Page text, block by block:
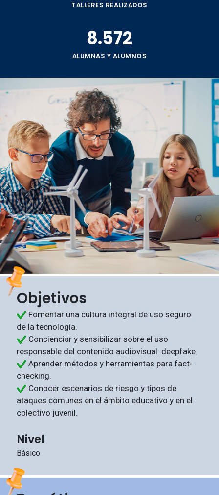
TALLERES REALIZADOS
8.572
ALUMNAS Y ALUMNOS
Objetivos
Fomentar una cultura integral de uso seguro
de la tecnología.
Concienciar y sensibilizar sobre el uso
responsable del contenido audiovisual: deepfake.
Aprender métodos y herramientas para fact-
checking.
Conocer escenarios de riesgo y tipos de
ataques comunes en el ámbito educativo y en el
colectivo juvenil.
Nivel
Básico